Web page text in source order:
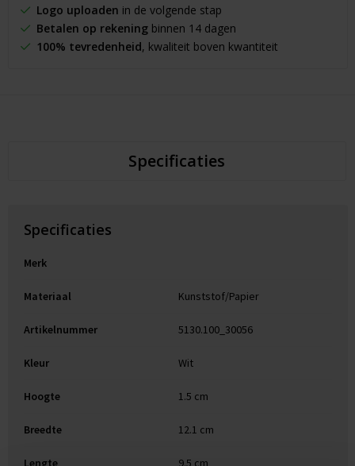
Logo uploaden in de volgende stap
Betalen op rekeningbinnen 14 dagen
100% tevredenheid, kwaliteit boven kwantiteit
Specificaties
Specificaties
Merk
Materiaal Kunststof/Papier
Artikelnummer 5130.100_30056
Kleur Wit
Hoogte 1.5 cm
Breedte 12.1 cm
Lengte 9.5 cm